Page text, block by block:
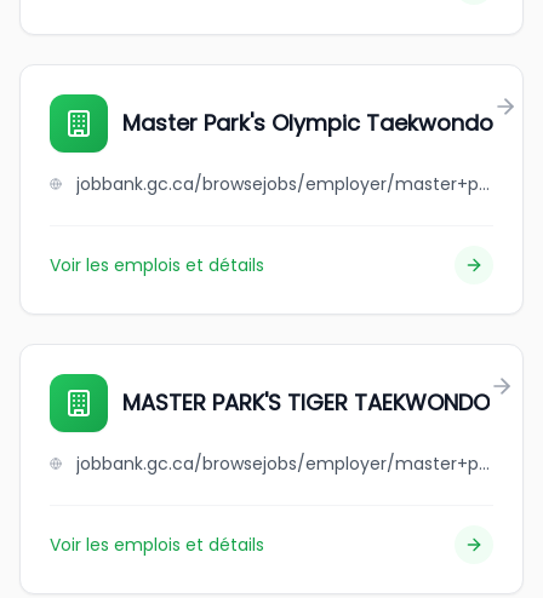
Master Park's Olympic Taekwondo
jobbank.gc.ca/browsejobs/employer/master+park%27s+olympic+taekwondo/ca
Voir les emplois et détails
MASTER PARK'S TIGER TAEKWONDO
jobbank.gc.ca/browsejobs/employer/master+park%27s+tiger+taekwondo/ca
Voir les emplois et détails